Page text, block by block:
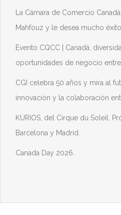
La Cámara de Comercio
Mahfouz y le desea mucho
Evento CQCC | Canadá,
oportunidades de negocio entre
CGI celebra 50 años y mira al
innovación y la colaboración
KURIOS, del Cirque du Soleil.
Barcelona y Madrid.
Canada Day 2026.